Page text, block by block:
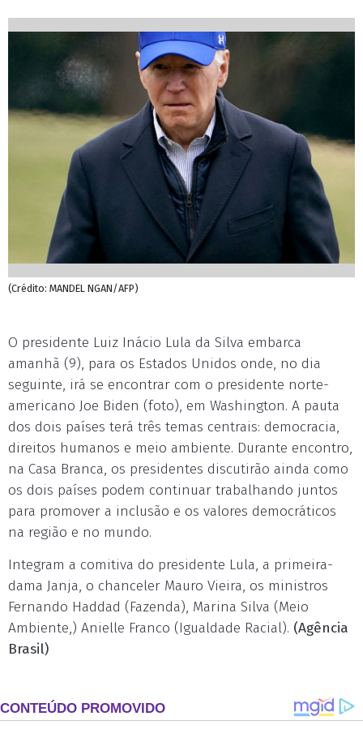
(Crédito: MANDEL NGAN/AFP)
O presidente Luiz Inácio Lula da Silva embarca
amanhã (9), para os Estados Unidos onde, no dia
seguinte, irá se encontrar com o presidente norte-
americano Joe Biden (foto), em Washington. A pauta
dos dois países terá três temas centrais: democracia,
direitos humanos e meio ambiente. Durante encontro,
na Casa Branca, os presidentes discutirão ainda como
os dois países podem continuar trabalhando juntos
para promover a inclusão e os valores democráticos
na região e no mundo.
Integram a comitiva do presidente Lula, a primeira-
dama Janja, o chanceler Mauro Vieira, os ministros
Fernando Haddad (Fazenda), Marina Silva (Meio
Ambiente,) Anielle Franco (Igualdade Racial). (Agência
Brasil)